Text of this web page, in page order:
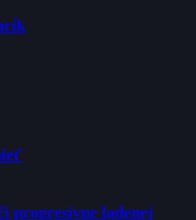
progresívne ladenej